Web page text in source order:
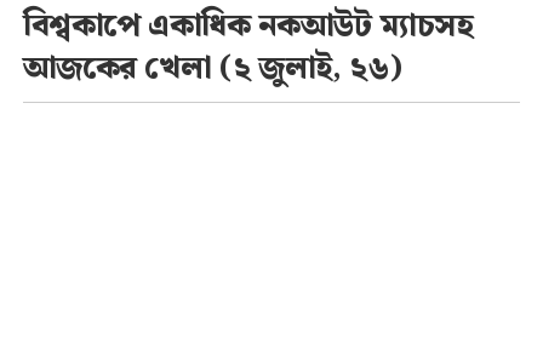
বিশ্বকাপে একাধিক নকআউট ম্যাচসহ
আজকের খেলা (২ জুলাই, ২৬)